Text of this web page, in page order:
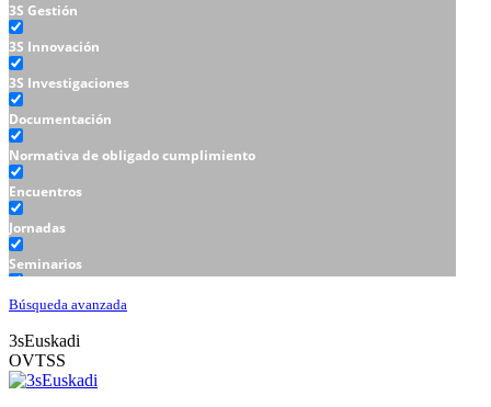
3S Gestión
3S Innovación
3S Investigaciones
Documentación
Normativa de obligado cumplimiento
Encuentros
Jornadas
Seminarios
Talleres
Búsqueda avanzada
3sEuskadi
OVTSS